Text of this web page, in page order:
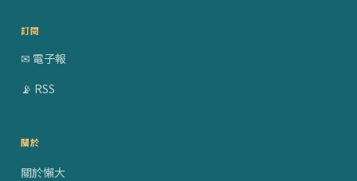
訂閱
✉ 電子報
📡 RSS
關於
關於懶大